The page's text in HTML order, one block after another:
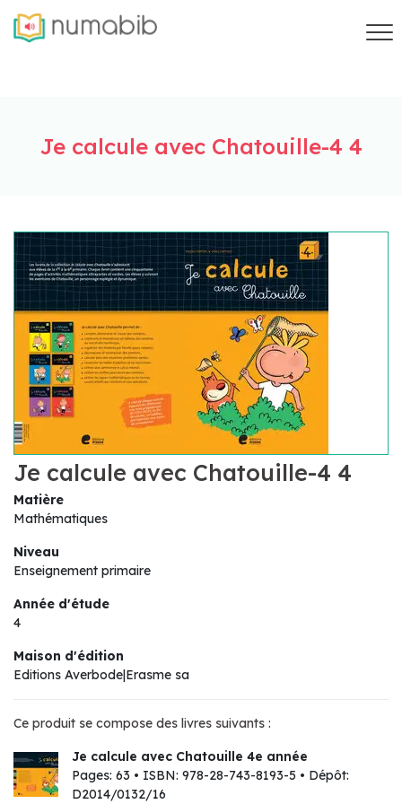
Je calcule avec Chatouille-4 4
Je calcule avec Chatouille-4 4
Matière
Mathématiques
Niveau
Enseignement primaire
Année d'étude
4
Maison d'édition
Editions Averbode|Erasme sa
Ce produit se compose des livres suivants :
Je calcule avec Chatouille 4e année
Pages: 63 • ISBN: 978-28-743-8193-5 • Dépôt:
D2014/0132/16